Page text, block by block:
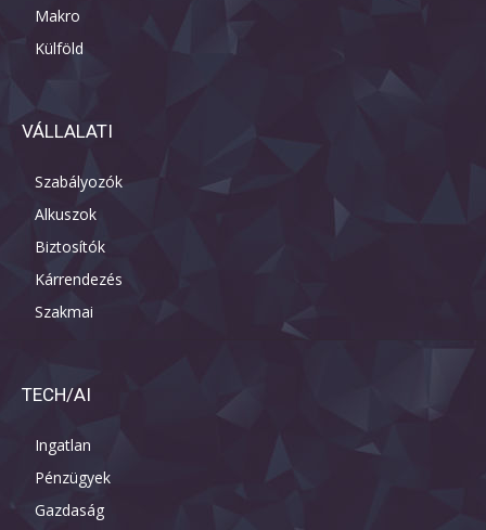
Makro
Külföld
VÁLLALATI
Szabályozók
Alkuszok
Biztosítók
Kárrendezés
Szakmai
TECH/AI
Ingatlan
Pénzügyek
Gazdaság